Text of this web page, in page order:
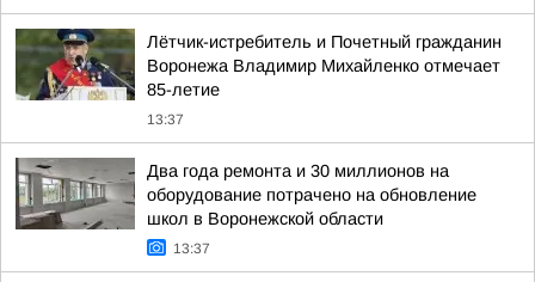
Лётчик-истребитель и Почетный гражданин
Воронежа Владимир Михайленко отмечает
85-летие
13:37
Два года ремонта и 30 миллионов на
оборудование потрачено на обновление
школ в Воронежской области
13:37